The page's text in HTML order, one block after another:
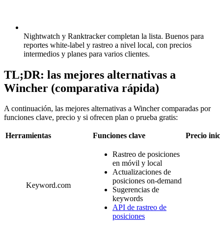
Nightwatch y Ranktracker completan la lista. Buenos para
reportes white-label y rastreo a nivel local, con precios
intermedios y planes para varios clientes.
TL;DR: las mejores alternativas a
Wincher (comparativa rápida)
A continuación, las mejores alternativas a Wincher comparadas por
funciones clave, precio y si ofrecen plan o prueba gratis:
Herramientas Funciones clave Precio
Keyword.com
Rastreo de posiciones
en móvil y local
Actualizaciones de
posiciones on-demand
Sugerencias de
keywords
API de rastreo de
posiciones